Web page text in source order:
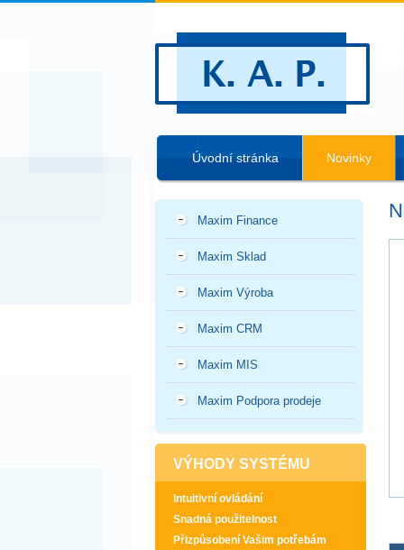
Úvodní stránka Novinky
Maxim Finance
Maxim Sklad
Maxim Výroba
Maxim CRM
Maxim MIS
Maxim Podpora prodeje
VÝHODY SYSTÉMU
Intuitivní ovládání
Snadná použitelnost
Přizpůsobení Vašim potřebám